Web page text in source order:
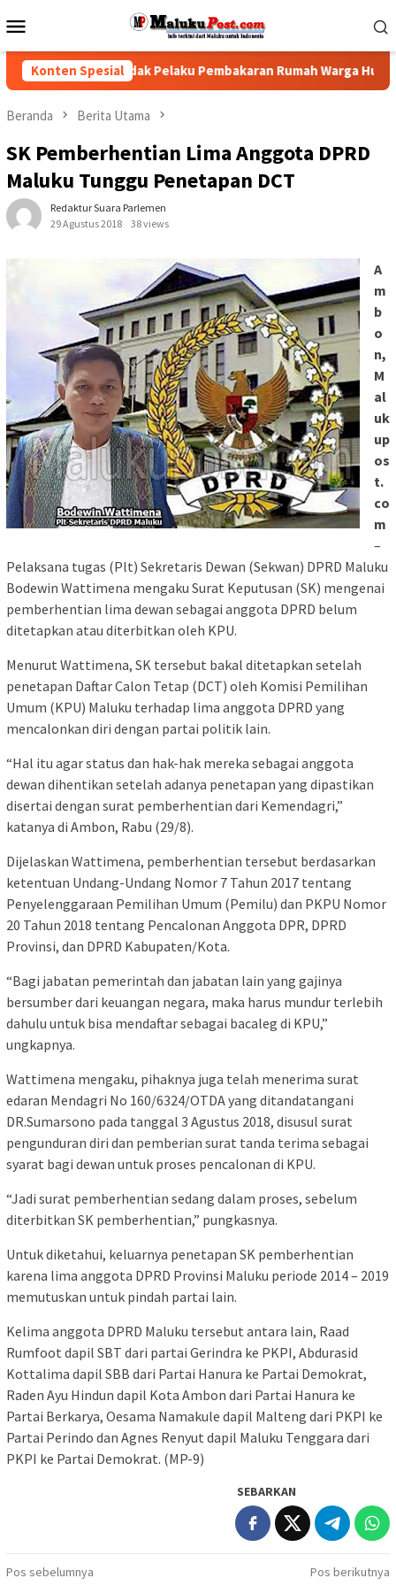
ke
Mobile
Konten Spesial
Polisi Tindak Pelaku Pembakaran Rumah Warga Hunuth
Beranda Berita Utama
SK Pemberhentian Lima Anggota DPRD
Maluku Tunggu Penetapan DCT
Redaktur Suara Parlemen
29 Agustus 2018
38 views
A
m
b
o
n,
M
al
uk
up
os
t.
co
m
–
Pelaksana tugas (Plt) Sekretaris Dewan (Sekwan) DPRD Maluku
Bodewin Wattimena mengaku Surat Keputusan (SK) mengenai
pemberhentian lima dewan sebagai anggota DPRD belum
ditetapkan atau diterbitkan oleh KPU.
Menurut Wattimena, SK tersebut bakal ditetapkan setelah
penetapan Daftar Calon Tetap (DCT) oleh Komisi Pemilihan
Umum (KPU) Maluku terhadap lima anggota DPRD yang
mencalonkan diri dengan partai politik lain.
“Hal itu agar status dan hak-hak mereka sebagai anggota
dewan dihentikan setelah adanya penetapan yang dipastikan
disertai dengan surat pemberhentian dari Kemendagri,”
katanya di Ambon, Rabu (29/8).
Dijelaskan Wattimena, pemberhentian tersebut berdasarkan
ketentuan Undang-Undang Nomor 7 Tahun 2017 tentang
Penyelenggaraan Pemilihan Umum (Pemilu) dan PKPU Nomor
20 Tahun 2018 tentang Pencalonan Anggota DPR, DPRD
Provinsi, dan DPRD Kabupaten/Kota.
“Bagi jabatan pemerintah dan jabatan lain yang gajinya
bersumber dari keuangan negara, maka harus mundur terlebih
dahulu untuk bisa mendaftar sebagai bacaleg di KPU,”
ungkapnya.
Wattimena mengaku, pihaknya juga telah menerima surat
edaran Mendagri No 160/6324/OTDA yang ditandatangani
DR.Sumarsono pada tanggal 3 Agustus 2018, disusul surat
pengunduran diri dan pemberian surat tanda terima sebagai
syarat bagi dewan untuk proses pencalonan di KPU.
“Jadi surat pemberhentian sedang dalam proses, sebelum
diterbitkan SK pemberhentian,” pungkasnya.
Untuk diketahui, keluarnya penetapan SK pemberhentian
karena lima anggota DPRD Provinsi Maluku periode 2014 – 2019
memutuskan untuk pindah partai lain.
Kelima anggota DPRD Maluku tersebut antara lain, Raad
Rumfoot dapil SBT dari partai Gerindra ke PKPI, Abdurasid
Kottalima dapil SBB dari Partai Hanura ke Partai Demokrat,
Raden Ayu Hindun dapil Kota Ambon dari Partai Hanura ke
Partai Berkarya, Oesama Namakule dapil Malteng dari PKPI ke
Partai Perindo dan Agnes Renyut dapil Maluku Tenggara dari
PKPI ke Partai Demokrat. (MP-9)
SEBARKAN
Navigasi
Pos sebelumnya
Pos berikutnya